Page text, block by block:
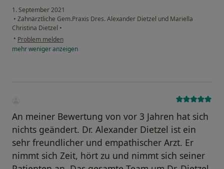
1. September 2021
• Zahnärztliche Gem.Praxis Dres. Alexander Dietzel und Mariella
Christina Dietzel •
• Problem melden
mehrwenigeranzeigen
An meiner Bewertung von vor 3 Jahren hat sich
nichts geändert. Dr. Alexander Dietzel ist ein
sehr freundlicher und empathischer Arzt. Er
nimmt sich Zeit, hört zu und nimmt sich seiner